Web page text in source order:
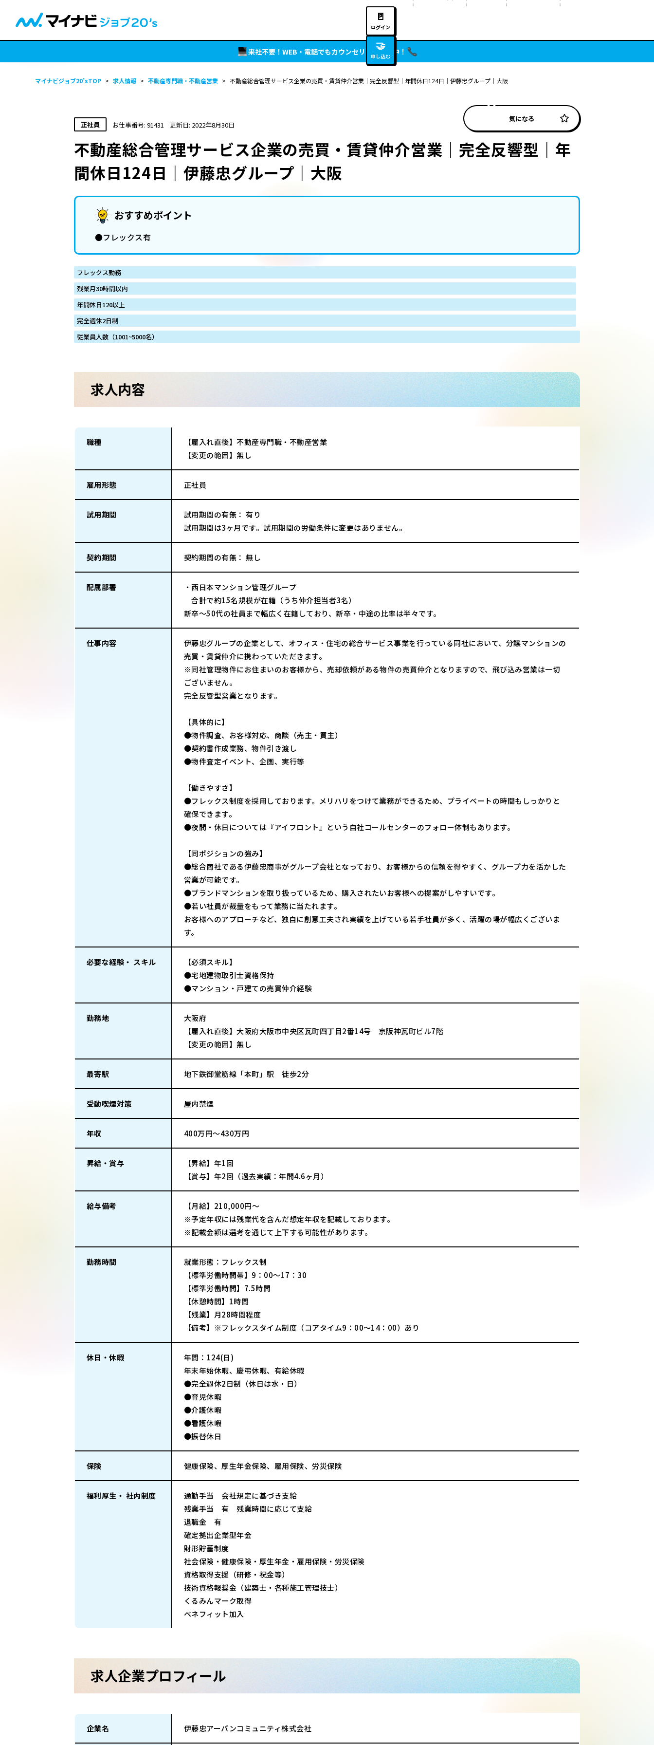
🚪
ログイン
🤝
申し込む
来社不要！WEB・電話でもカウンセリング実施中！
マイナビジョブ20’sTOP > 求人情報 > 不動産専門職・不動産営業 > 不動産総合管理サービス企業の売買・賃貸仲介営業｜完全反響型｜年間休日124日｜伊藤忠グループ｜大阪
正社員 お仕事番号: 91431 更新日: 2022年8月30日
気になる
不動産総合管理サービス企業の売買・賃貸仲介営業｜完全反響型｜年
間休日124日｜伊藤忠グループ｜大阪
おすすめポイント
●フレックス有
フレックス勤務
残業月30時間以内
年間休日120以上
完全週休2日制
従業員人数（1001~5000名）
求人内容
職種
【雇入れ直後】不動産専門職・不動産営業
【変更の範囲】無し
雇用形態 正社員
試用期間
試用期間の有無： 有り
試用期間は3ヶ月です。試用期間の労働条件に変更はありません。
契約期間 契約期間の有無： 無し
配属部署
・西日本マンション管理グループ
合計で約15名規模が在籍（うち仲介担当者3名）
新卒～50代の社員まで幅広く在籍しており、新卒・中途の比率は半々です。
仕事内容
伊藤忠グループの企業として、オフィス・住宅の総合サービス事業を行っている同社において、分譲マンションの
売買・賃貸仲介に携わっていただきます。
※同社管理物件にお住まいのお客様から、売却依頼がある物件の売買仲介となりますので、飛び込み営業は一切
ございません。
完全反響型営業となります。
【具体的に】
●物件調査、お客様対応、商談（売主・買主）
●契約書作成業務、物件引き渡し
●物件査定イベント、企画、実行等
【働きやすさ】
●フレックス制度を採用しております。メリハリをつけて業務ができるため、プライベートの時間もしっかりと
確保できます。
●夜間・休日については『アイフロント』という自社コールセンターのフォロー体制もあります。
【同ポジションの強み】
●総合商社である伊藤忠商事がグループ会社となっており、お客様からの信頼を得やすく、グループ力を活かした
営業が可能です。
●ブランドマンションを取り扱っているため、購入されたいお客様への提案がしやすいです。
●若い社員が裁量をもって業務に当たれます。
お客様へのアプローチなど、独自に創意工夫され実績を上げている若手社員が多く、活躍の場が幅広くございま
す。
必要な経験・ スキル
【必須スキル】
●宅地建物取引士資格保持
●マンション・戸建ての売買仲介経験
勤務地
大阪府
【雇入れ直後】大阪府大阪市中央区瓦町四丁目2番14号 京阪神瓦町ビル7階
【変更の範囲】無し
最寄駅 地下鉄御堂筋線「本町」駅 徒歩2分
受動喫煙対策 屋内禁煙
年収 400万円～430万円
昇給・賞与
【昇給】年1回
【賞与】年2回（過去実績：年間4.6ヶ月）
給与備考
【月給】210,000円～
※予定年収には残業代を含んだ想定年収を記載しております。
※記載金額は選考を通じて上下する可能性があります。
勤務時間
就業形態：フレックス制
【標準労働時間帯】9：00～17：30
【標準労働時間】7.5時間
【休憩時間】1時間
【残業】月28時間程度
【備考】※フレックスタイム制度（コアタイム9：00～14：00）あり
休日・休暇
年間：124(日)
年末年始休暇、慶弔休暇、有給休暇
●完全週休2日制（休日は水・日）
●育児休暇
●介護休暇
●看護休暇
●振替休日
保険 健康保険、厚生年金保険、雇用保険、労災保険
福利厚生・ 社内制度
通勤手当 会社規定に基づき支給
残業手当 有 残業時間に応じて支給
退職金 有
確定拠出企業型年金
財形貯蓄制度
社会保険・健康保険・厚生年金・雇用保険・労災保険
資格取得支援（研修・祝金等）
技術資格報奨金（建築士・各種施工管理技士）
くるみんマーク取得
ベネフィット加入
求人企業プロフィール
企業名 伊藤忠アーバンコミュニティ株式会社